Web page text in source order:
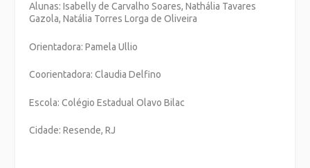
Alunas: Isabelly de Carvalho Soares, Nathália Tavares
Gazola, Natália Torres Lorga de Oliveira
Orientadora: Pamela Ullio
Coorientadora: Claudia Delfino
Escola: Colégio Estadual Olavo Bilac
Cidade: Resende, RJ